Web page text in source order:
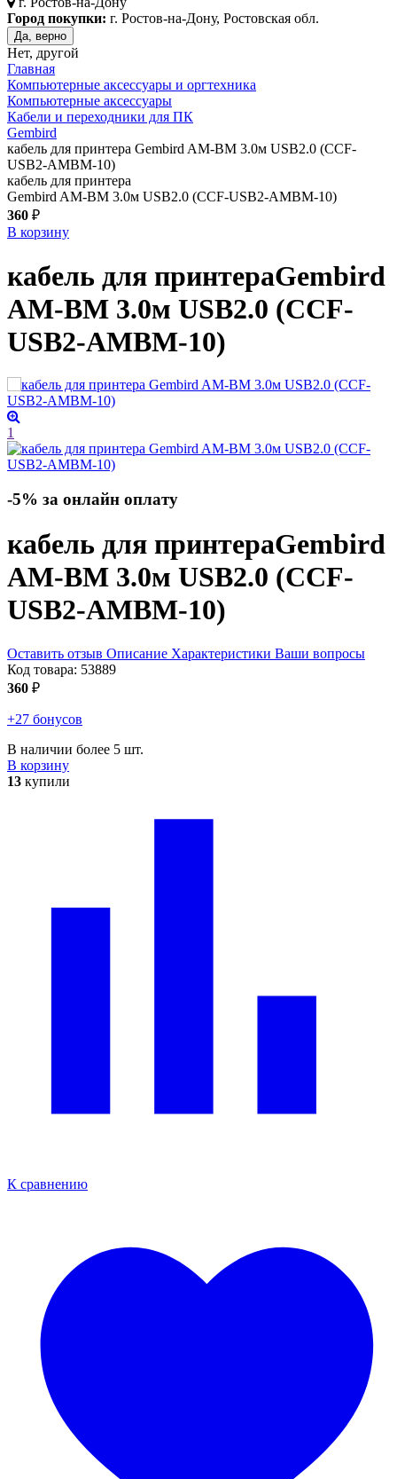
Город покупки: г. Ростов-на-Дону, Ростовская обл.
Да, верно
Нет, другой
Главная
Компьютерные аксессуары и оргтехника
Компьютерные аксессуары
Кабели и переходники для ПК
Gembird
кабель для принтера Gembird AM-BM 3.0м USB2.0 (CCF-
USB2-AMBM-10)
кабель для принтера
Gembird AM-BM 3.0м USB2.0 (CCF-USB2-AMBM-10)
360 ₽
В корзину
кабель для принтераGembird
AM-BM 3.0м USB2.0 (CCF-
USB2-AMBM-10)
1
-5% за онлайн оплату
кабель для принтераGembird
AM-BM 3.0м USB2.0 (CCF-
USB2-AMBM-10)
Оставить отзыв Описание Характеристики Ваши вопросы
Код товара: 53889
360 ₽
+27 бонусов
В наличии более 5 шт.
В корзину
13 купили
К сравнению